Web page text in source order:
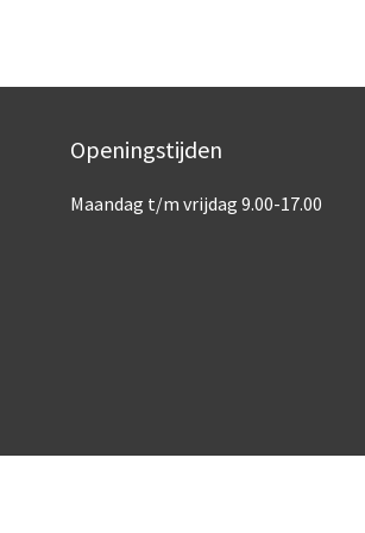
Openingstijden
Maandag t/m vrijdag 9.00-17.00